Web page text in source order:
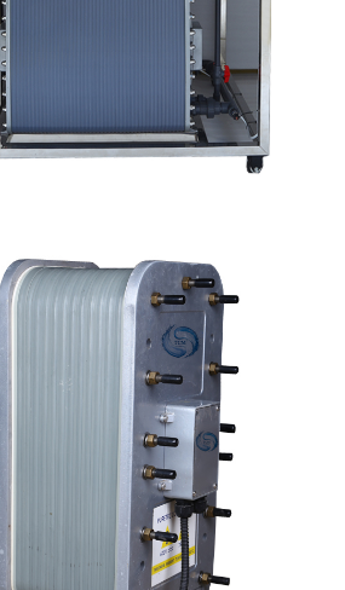
MK-TC500 EDI设备维修
查看详情